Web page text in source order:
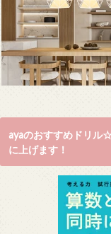
ayaのおすすめドリル
に上げます！